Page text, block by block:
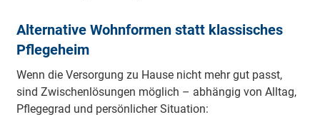
Alternative Wohnformen statt klassisches
Pflegeheim
Wenn die Versorgung zu Hause nicht mehr gut passt,
sind Zwischenlösungen möglich – abhängig von Alltag,
Pflegegrad und persönlicher Situation: